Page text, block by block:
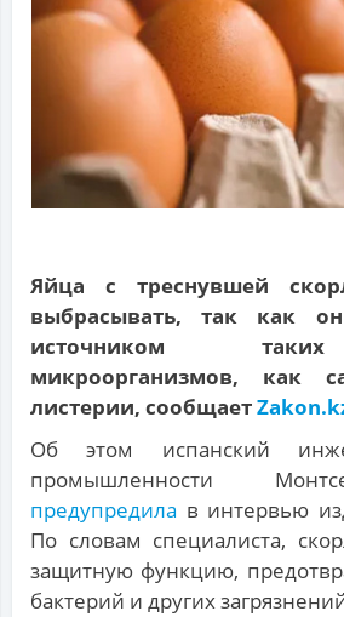
Яйца с треснувшей
выбрасывать, так как
источником
микроорганизмов, как
листерии, сообщает
Об этом испанский
промышленности
предупредила в интервью
По словам специалиста,
защитную функцию,
бактерий и других